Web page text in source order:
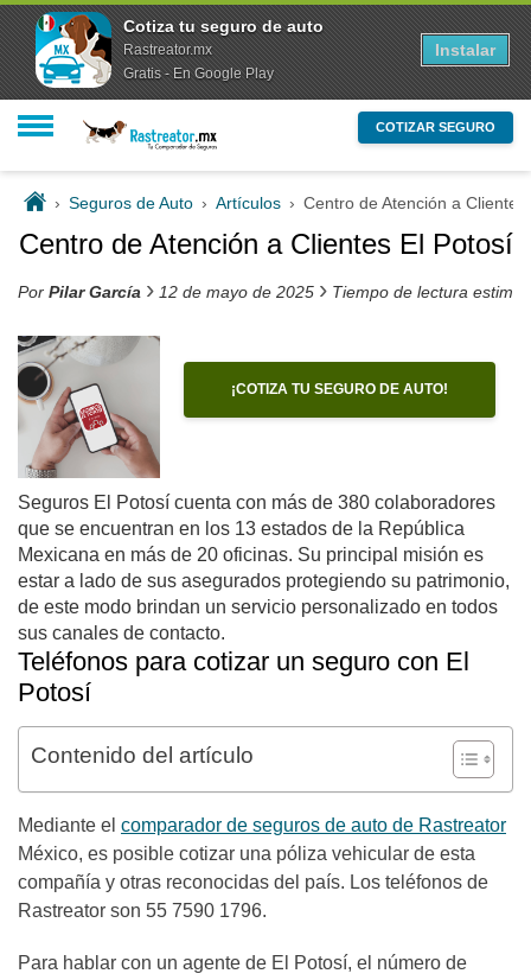
COTIZAR SEGURO
› Seguros de Auto › Artículos › Centro de Atención a Clientes
Centro de Atención a Clientes El Potosí
Por Pilar García › 12 de mayo de 2025 › Tiempo de lectura
¡COTIZA TU SEGURO DE AUTO!
Seguros El Potosí cuenta con más de 380 colaboradores
que se encuentran en los 13 estados de la República
Mexicana en más de 20 oficinas. Su principal misión es
estar a lado de sus asegurados protegiendo su patrimonio,
de este modo brindan un servicio personalizado en todos
sus canales de contacto.
Teléfonos para cotizar un seguro con El
Potosí
Contenido del artículo
Mediante el comparador de seguros de auto de Rastreator
México, es posible cotizar una póliza vehicular de esta
compañía y otras reconocidas del país. Los teléfonos de
Rastreator son 55 7590 1796.
Para hablar con un agente de El Potosí, el número de
Cotiza tu seguro de auto
Rastreator.mx
Gratis - En Google Play
Instalar